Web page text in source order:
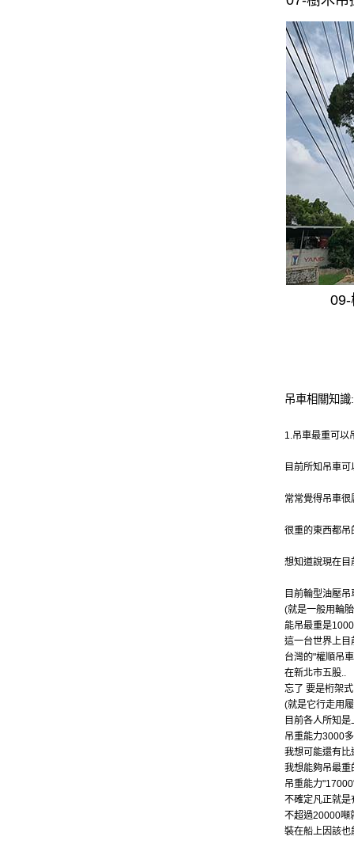
吊車相關知識:
1.吊車最重可以
目前所知吊車
常常覺得吊車很
很重的東西都吊
想知道說現在目
目前輪型油壓吊
(就是一般用輪
能吊最重是
這一台世界上目
台灣的"權順吊
在新北市五股..
忘了 要是桁架
(就是它行走用
目前各人所知
吊重能力3000
我想可能還有比
我想能夠吊最重
吊重能力
不確定凡正就
不超過20000噸
裝在船上因該也